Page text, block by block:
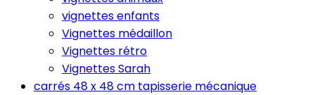
vignettes enfants
Vignettes médaillon
Vignettes rétro
Vignettes Sarah
carrés 48 x 48 cm tapisserie mécanique